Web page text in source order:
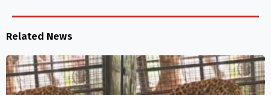
Related News